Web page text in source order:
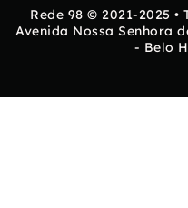
Rede 98 © 2021-2025
Avenida Nossa Senhora
- Belo